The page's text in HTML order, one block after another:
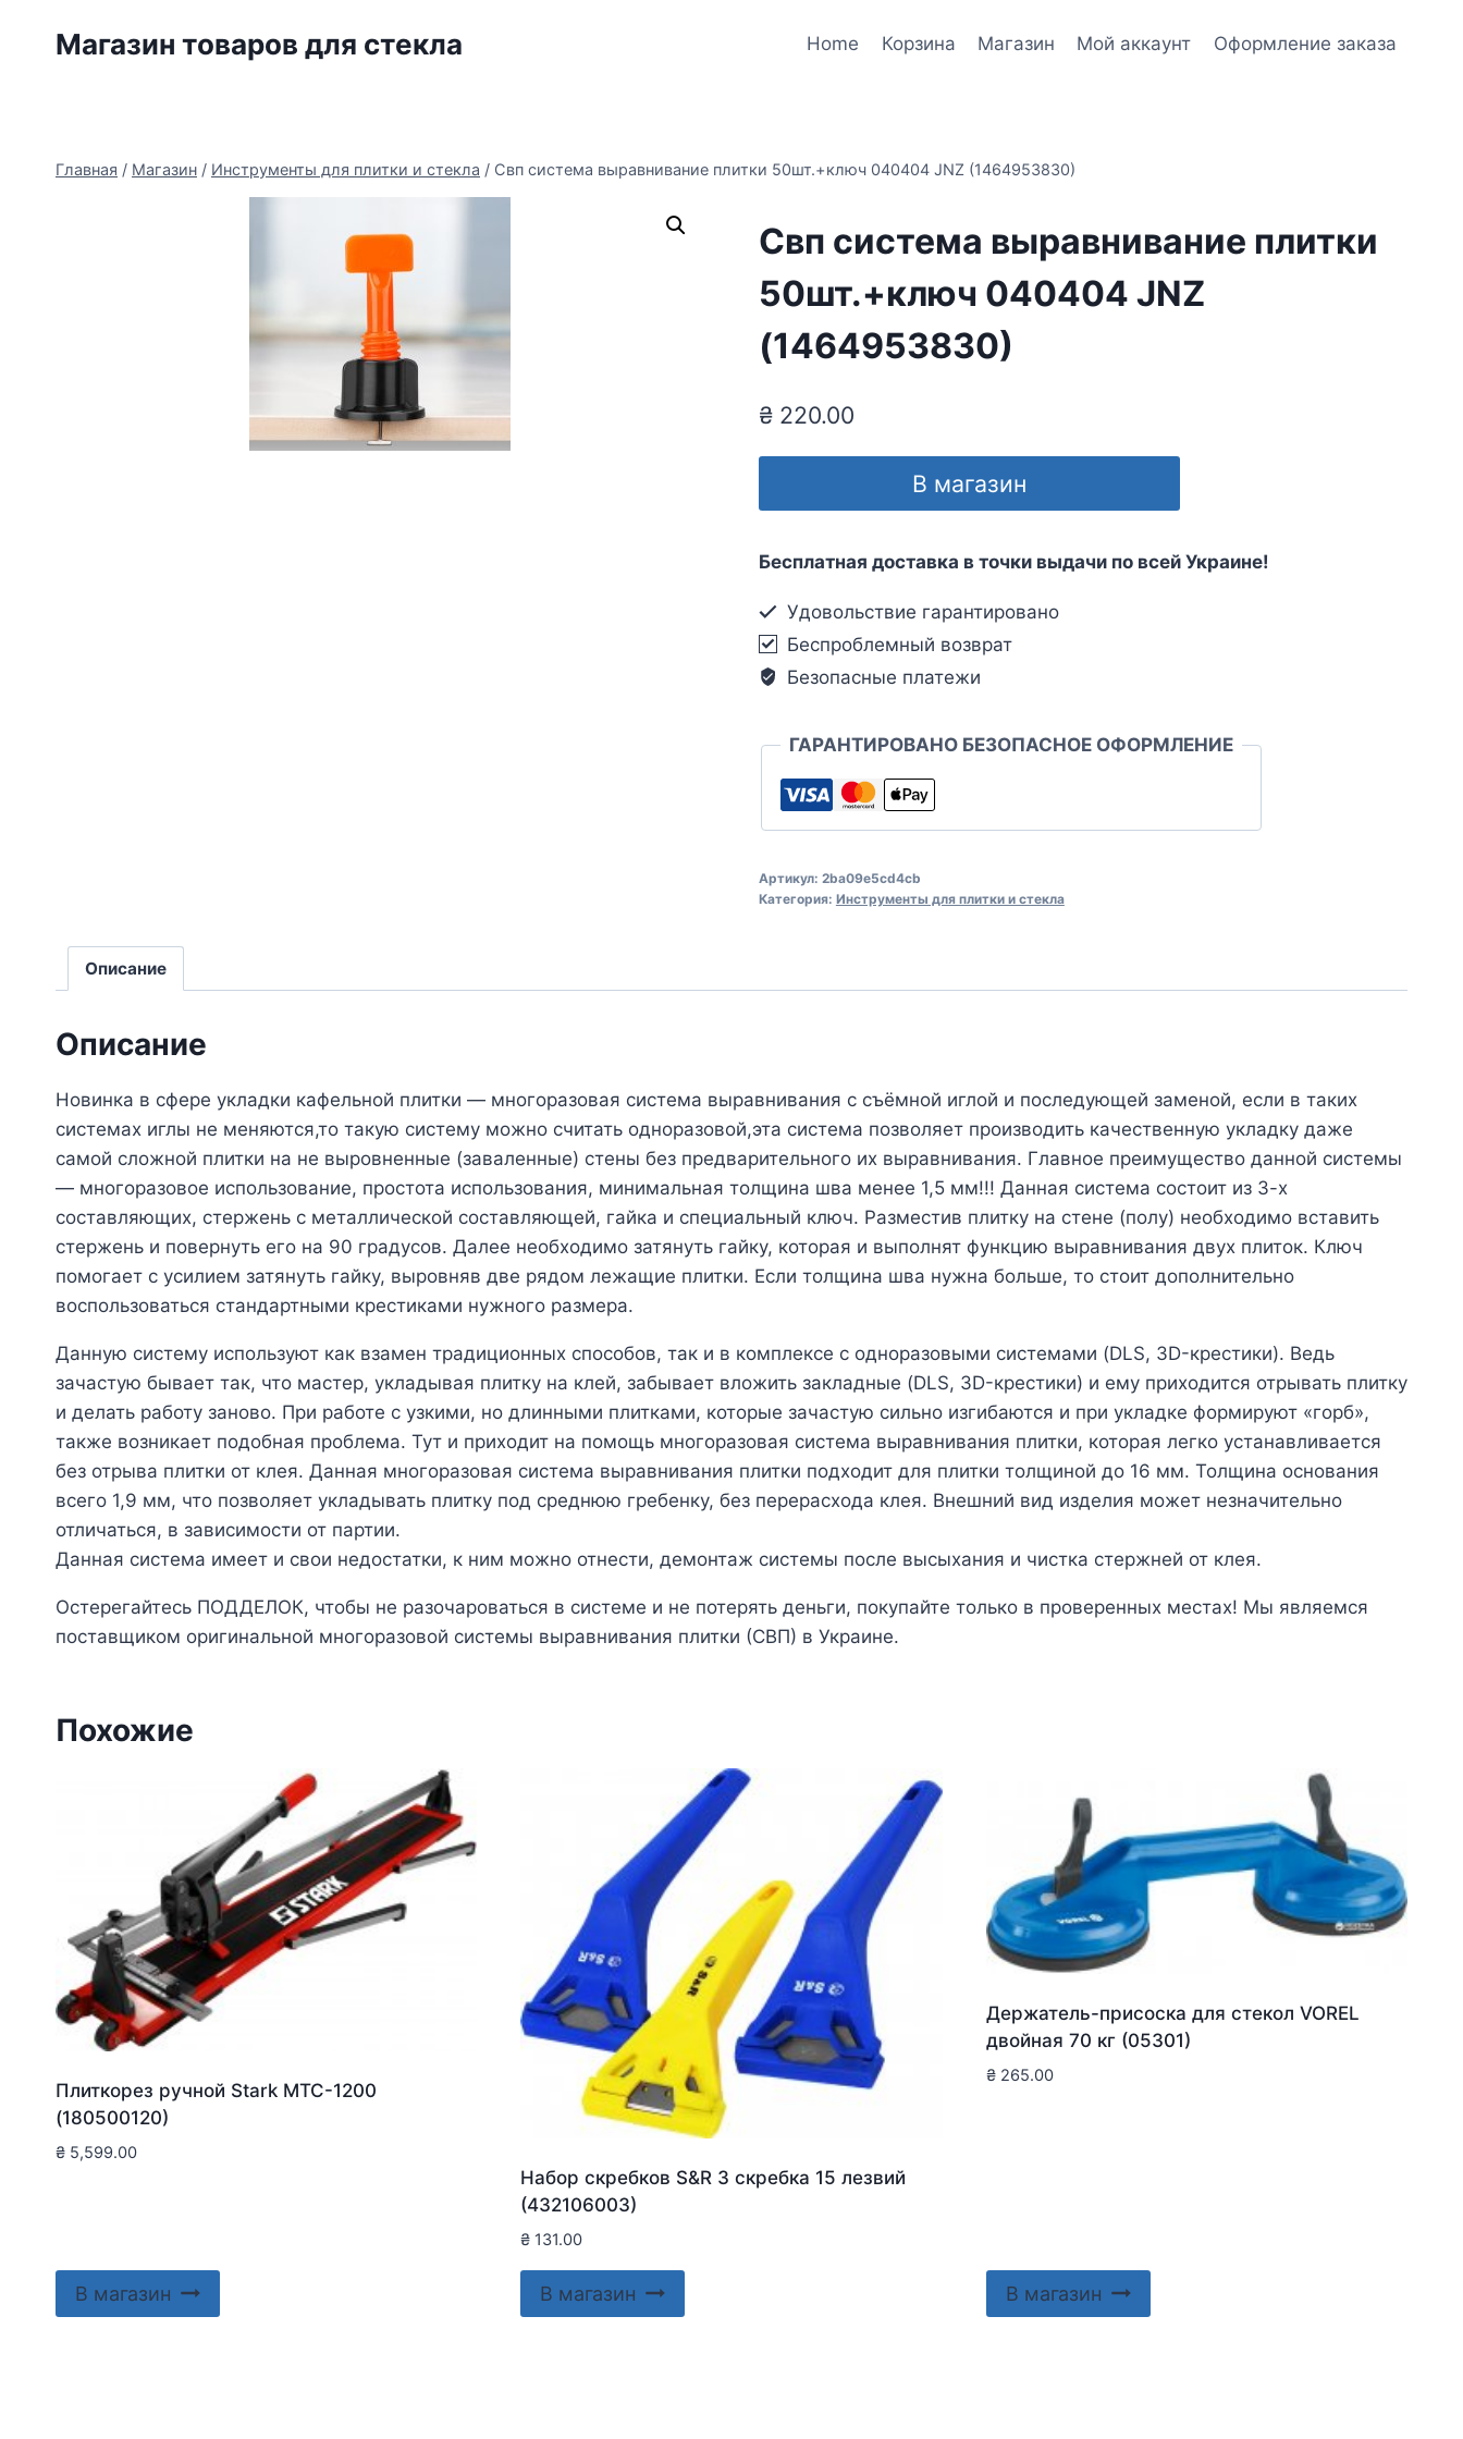
Магазин товаров для стекла Home Корзина Магазин Мой аккаунт Оформление заказа
Главная / Магазин / Инструменты для плитки и стекла / Свп система выравнивание плитки 50шт.+ключ 040404 JNZ (1464953830)
Свп система выравнивание плитки
50шт.+ключ 040404 JNZ
(1464953830)
₴220.00
В магазин
Бесплатная доставка в точки выдачи по всей Украине!
Удовольствие гарантировано
Беспроблемный возврат
Безопасные платежи
ГАРАНТИРОВАНО БЕЗОПАСНОЕ ОФОРМЛЕНИЕ
Артикул: 2ba09e5cd4cb
Категория: Инструменты для плитки и стекла
Описание
Описание
Новинка в сфере укладки кафельной плитки — многоразовая система выравнивания с съёмной иглой и последующей заменой, если в таких
системах иглы не меняются,то такую систему можно считать одноразовой,эта система позволяет производить качественную укладку даже
самой сложной плитки на не выровненные (заваленные) стены без предварительного их выравнивания. Главное преимущество данной системы
— многоразовое использование, простота использования, минимальная толщина шва менее 1,5 мм!!! Данная система состоит из 3-х
составляющих, стержень с металлической составляющей, гайка и специальный ключ. Разместив плитку на стене (полу) необходимо вставить
стержень и повернуть его на 90 градусов. Далее необходимо затянуть гайку, которая и выполнят функцию выравнивания двух плиток. Ключ
помогает с усилием затянуть гайку, выровняв две рядом лежащие плитки. Если толщина шва нужна больше, то стоит дополнительно
воспользоваться стандартными крестиками нужного размера.
Данную систему используют как взамен традиционных способов, так и в комплексе с одноразовыми системами (DLS, 3D-крестики). Ведь
зачастую бывает так, что мастер, укладывая плитку на клей, забывает вложить закладные (DLS, 3D-крестики) и ему приходится отрывать плитку
и делать работу заново. При работе с узкими, но длинными плитками, которые зачастую сильно изгибаются и при укладке формируют «горб»,
также возникает подобная проблема. Тут и приходит на помощь многоразовая система выравнивания плитки, которая легко устанавливается
без отрыва плитки от клея. Данная многоразовая система выравнивания плитки подходит для плитки толщиной до 16 мм. Толщина основания
всего 1,9 мм, что позволяет укладывать плитку под среднюю гребенку, без перерасхода клея. Внешний вид изделия может незначительно
отличаться, в зависимости от партии.
Данная система имеет и свои недостатки, к ним можно отнести, демонтаж системы после высыхания и чистка стержней от клея.
Остерегайтесь ПОДДЕЛОК, чтобы не разочароваться в системе и не потерять деньги, покупайте только в проверенных местах! Мы являемся
поставщиком оригинальной многоразовой системы выравнивания плитки (СВП) в Украине.
Похожие
Плиткорез ручной Stark MTC-1200
(180500120)
₴ 5,599.00
В магазин
Набор скребков S&R 3 скребка 15 лезвий
(432106003)
₴ 131.00
В магазин
Держатель-присоска для стекол VOREL
двойная 70 кг (05301)
₴265.00
В магазин